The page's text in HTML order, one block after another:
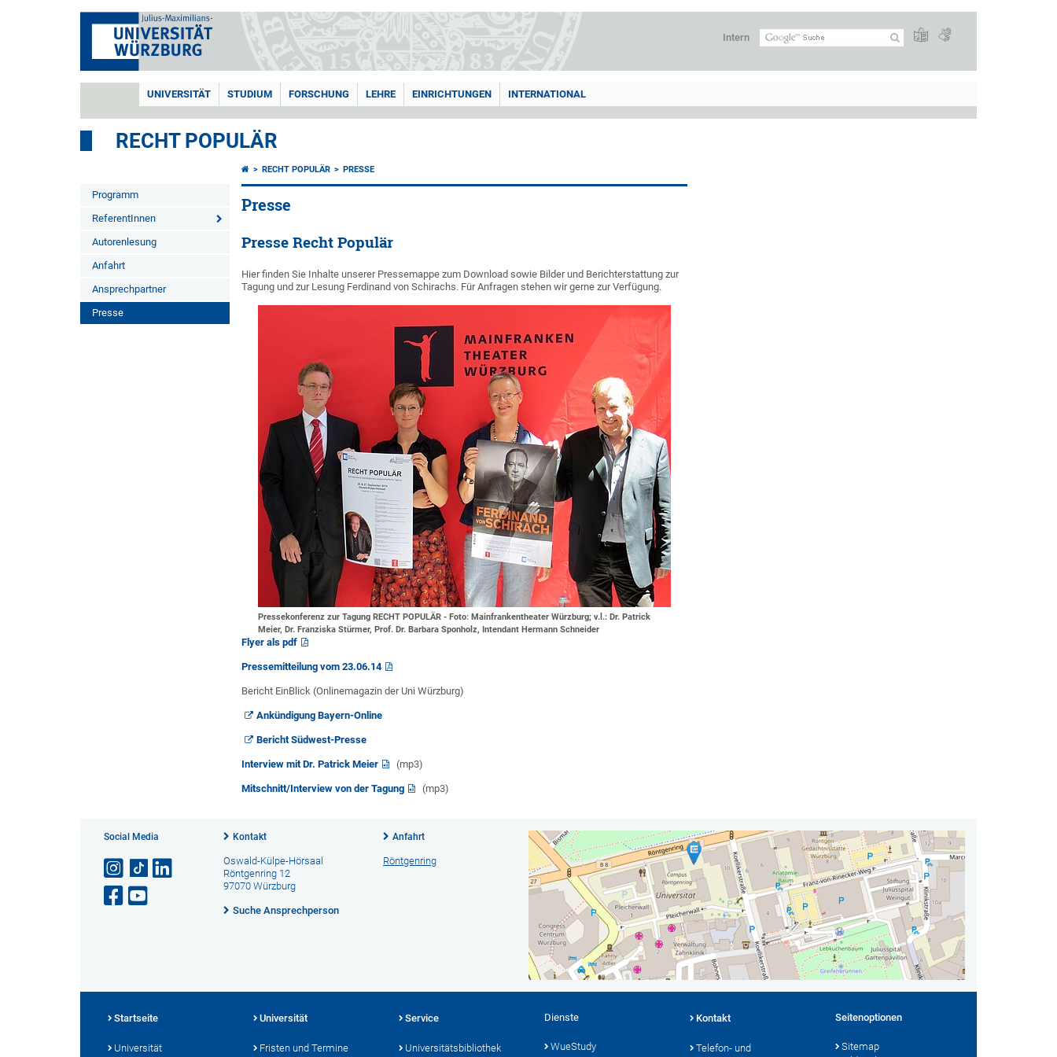
Intern
UNIVERSITÄT STUDIUM FORSCHUNG LEHRE EINRICHTUNGEN INTERNATIONAL
RECHT POPULÄR
Programm
ReferentInnen
Autorenlesung
Anfahrt
Ansprechpartner
Presse
RECHT POPULÄR PRESSE
Presse
Presse Recht Populär
Hier finden Sie Inhalte unserer Pressemappe zum Download sowie Bilder und Berichterstattung zur
Tagung und zur Lesung Ferdinand von Schirachs. Für Anfragen stehen wir gerne zur Verfügung.
Pressekonferenz zur Tagung RECHT POPULÄR - Foto: Mainfrankentheater Würzburg; v.l.: Dr. Patrick
Meier, Dr. Franziska Stürmer, Prof. Dr. Barbara Sponholz, Intendant Hermann Schneider
Flyer als pdf
Pressemitteilung vom 23.06.14
Bericht EinBlick (Onlinemagazin der Uni Würzburg)
Ankündigung Bayern-Online
Bericht Südwest-Presse
Interview mit Dr. Patrick Meier (mp3)
Mitschnitt/Interview von der Tagung (mp3)
Social Media Kontakt
Oswald-Külpe-Hörsaal
Röntgenring 12
97070 Würzburg
Suche Ansprechperson
Anfahrt
Röntgenring
Startseite
Universität
Universität
Fristen und Termine
Service
Universitätsbibliothek
Dienste
WueStudy
Kontakt
Telefon- und
Seitenoptionen
Sitemap